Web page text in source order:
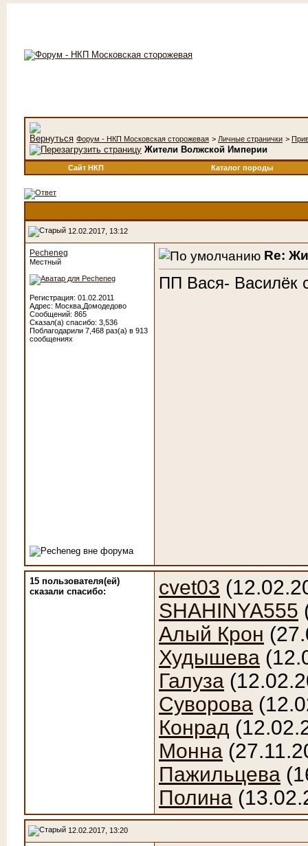
Форум - НКП Московская сторожевая > Личные странички >
Жители Волжской Империи
Сайт НКП Каталог породы
12.02.2017, 13:12
Pecheneg
Местный
Регистрация: 01.02.2011
Адрес: Москва,Домодедово
Сообщений: 865
Сказал(а) спасибо: 3,536
Поблагодарили 7,468 раз(а) в 913
сообщениях
Re:
ПП Вася- Василёк
15 пользователя(ей)
сказали cпасибо:
cvet03
SHAHINYA555
Алый Крон
Худышева
Галуза
Суворова
Конрад
Монна
Пажильцева
Полина
12.02.2017, 13:20